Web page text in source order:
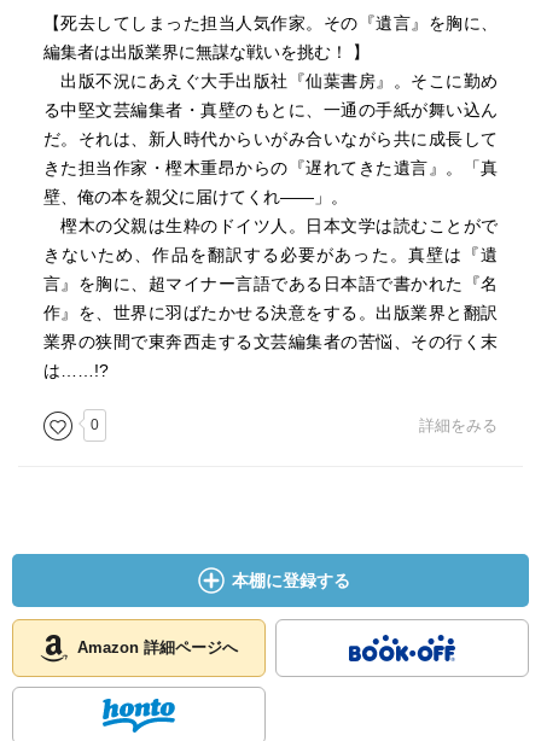
【死去してしまった担当人気作家。その『遺言』を胸に、
編集者は出版業界に無謀な戦いを挑む！ 】
出版不況にあえぐ大手出版社『仙葉書房』。そこに勤め
る中堅文芸編集者・真壁のもとに、一通の手紙が舞い込ん
だ。それは、新人時代からいがみ合いながら共に成長して
きた担当作家・樫木重昂からの『遅れてきた遺言』。「真
壁、俺の本を親父に届けてくれ――」。
樫木の父親は生粋のドイツ人。日本文学は読むことがで
きないため、作品を翻訳する必要があった。真壁は『遺
言』を胸に、超マイナー言語である日本語で書かれた『名
作』を、世界に羽ばたかせる決意をする。出版業界と翻訳
業界の狭間で東奔西走する文芸編集者の苦悩、その行く末
は……!?
0 詳細をみる
本棚に登録する
Amazon 詳細ページへ